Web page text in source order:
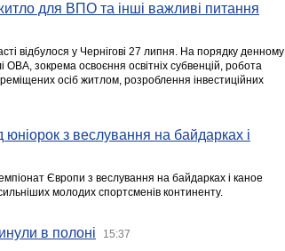
для ВПО та інші важливі питання
відбулося у Чернігові 27 липня. На порядку денному
зокрема освоєння освітніх субвенцій, робота
осіб житлом, розроблення інвестиційних
з веслування на байдарках і
Європи з веслування на байдарках і каное
молодих спортсменів континенту.
в полоні 15:37